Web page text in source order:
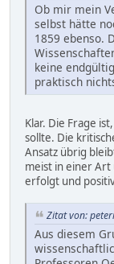
Ob mir mein
selbst hätte
1859 ebenso.
keine
praktisch
Klar. Die Frage
sollte. Die
Ansatz übrig
meist in einer Art
erfolgt und
Zitat von:
Aus diesem